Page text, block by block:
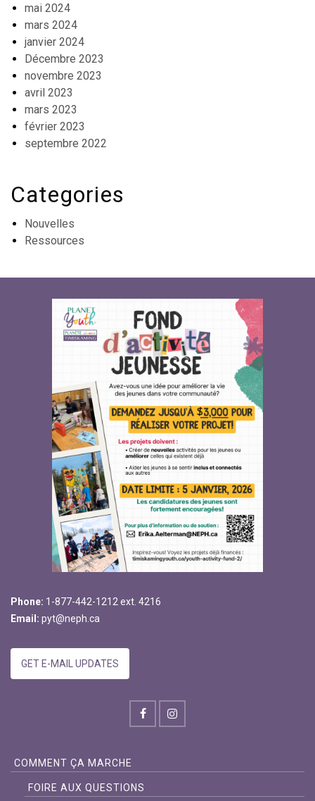
mai 2024
mars 2024
janvier 2024
Décembre 2023
novembre 2023
avril 2023
mars 2023
février 2023
septembre 2022
Categories
Nouvelles
Ressources
Phone: 1-877-442-1212 ext. 4216
Email: pyt@neph.ca
GET E-MAIL UPDATES
COMMENT ÇA MARCHE
FOIRE AUX QUESTIONS